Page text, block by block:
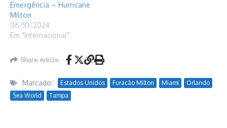
Emergência – Hurricane
Milton
06/10/2024
Em "Internacional"
Share Article
Marcado: Estados Unidos Furacão Milton Miami
Orlando
Sea World
Tampa